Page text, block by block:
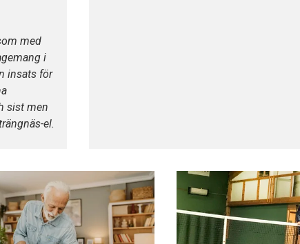
med
i
insats för
sist men
el.